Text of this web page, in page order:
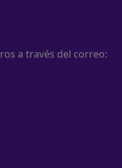
a través del correo: